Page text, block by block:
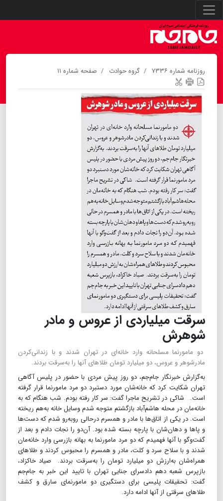
روزنامه شماره ۷۳۳۶ گروه حوادث صفحه شماره ۱۱
سرقت میلیاردی از عروس و مادر
شوهرش
دو مامور‌نما مسلحانه وارد خانه‌ای در تهران شدند و با زندانی‌کردن
مادرشوهر و عروس، دو میلیارد تومان طلاهای آنها را به‌سرقت بردند.
به‌گزارش خبرنگار جام‌جم، دو روز پیش مردی با حضور در پلیس آگاهی
تهران شکایت کرد که خانه‌شان مورد دستبرد دو مرد مامور‌نما قرار گرفته
است. شاکی در تشریح ماجرا گفت‌: سر کار رفته بودم. شب هنگام که به
خانه‌مان در محله هاشم‌آباد بازگشتم متوجه شدم وسایل خانه به‌هم ریخته
است. در یکی از اتاق‌ها با مادر و همسرم در‌حالی رو‌به‌رو شدم که دست‌ها
و پاها و دهان‌شان با پارچه بسته شده بود. آن‌دو را نجات دادم و بعد از
گفت‌وگو با آنها فهمیدم که دو مرد مامور‌نما به بهانه بازرسی وارد خانه‌مان
شدند و با سلاح سرد و کلت، مادر و همسرم را محبوس کردند و طلاهای
همراه‌شان به‌ارزش دو میلیارد تومان را به‌سرقت بردند. صیاد خاکزاد،
بازپرس شعبه دهم دادسرای جنایی تهران با تایید این خبر به جام‌جم
گفت‌: تحقیقات پلیسی برای دستگیری دو مامور‌نمای سارق و کشف
طلاهای سرقتی از آنها ادامه دارد.